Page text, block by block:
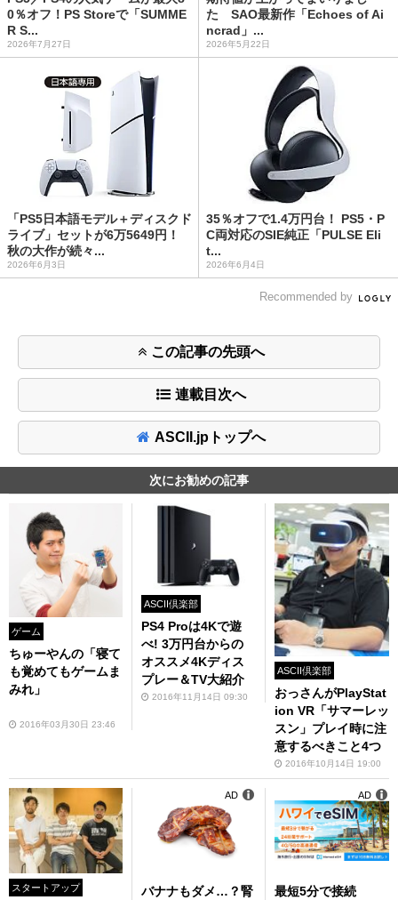
0％オフ！PS Storeで「SUMME
R S...
2026年7月27日
た SAO最新作「Echoes of Ai
ncrad」...
2026年5月22日
「PS5日本語モデル＋ディスクド
ライブ」セットが6万5649円！
秋の大作が続々...
2026年6月3日
35％オフで1.4万円台！ PS5・P
C両対応のSIE純正「PULSE Eli
t...
2026年6月4日
Recommended by
この記事の先頭へ
連載目次へ
ASCII.jpトップへ
次にお勧めの記事
ゲーム
ちゅーやんの「寝て
も覚めてもゲームま
みれ」
2016年03月30日 23:46
ASCII倶楽部
PS4 Proは4Kで遊
べ! 3万円台からの
オススメ4Kディス
プレー＆TV大紹介
2016年11月14日 09:30
ASCII倶楽部
おっさんがPlayStat
ion VR「サマーレッ
スン」プレイ時に注
意するべきこと4つ
2016年10月14日 19:00
スタートアップ
バナナもダメ…？腎
AD
最短5分で接続
AD